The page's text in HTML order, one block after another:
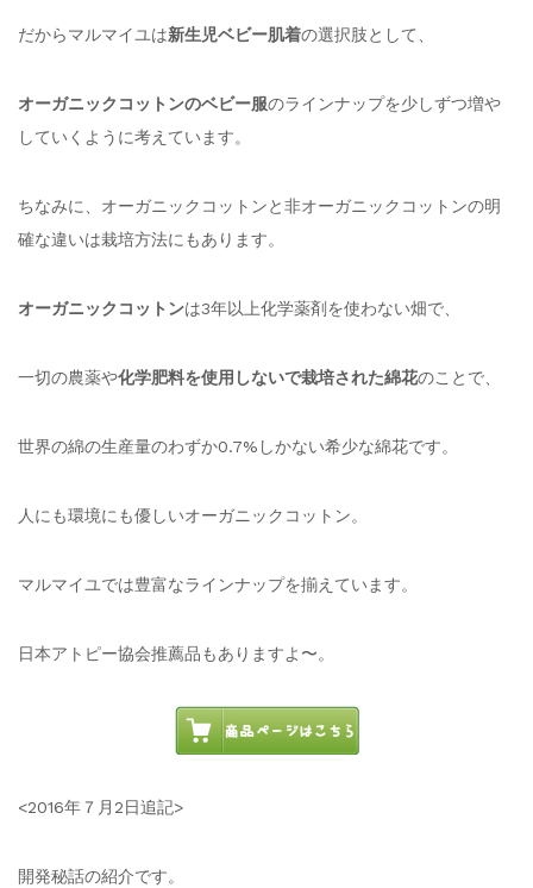
だからマルマイユは新生児ベビー肌着の選択肢として、
オーガニックコットンのベビー服のラインナップを少しずつ増や
していくように考えています。
ちなみに、オーガニックコットンと非オーガニックコットンの明
確な違いは栽培方法にもあります。
オーガニックコットンは3年以上化学薬剤を使わない畑で、
一切の農薬や化学肥料を使用しないで栽培された綿花のことで、
世界の綿の生産量のわずか0.7%しかない希少な綿花です。
人にも環境にも優しいオーガニックコットン。
マルマイユでは豊富なラインナップを揃えています。
日本アトピー協会推薦品もありますよ〜。
<2016年７月2日追記>
開発秘話の紹介です。